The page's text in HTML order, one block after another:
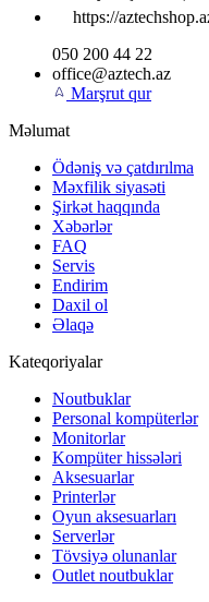
https://
050 200 44 22
office@aztech.az
Marşrut qur
Məlumat
Ödəniş və çatdırılma
Məxfilik siyasəti
Şirkət haqqında
Xəbərlər
FAQ
Servis
Endirim
Daxil ol
Əlaqə
Kateqoriyalar
Noutbuklar
Personal kompüterlər
Monitorlar
Kompüter hissələri
Aksesuarlar
Printerlər
Oyun aksesuarları
Serverlər
Tövsiyə olunanlar
Outlet noutbuklar